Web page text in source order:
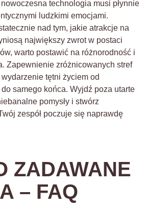
technologia musi płynnie
ludzkimi emocjami.
nad tym, jakie atrakcje na
największy zwrot w postaci
warto postawić na różnorodność i
Zapewnienie zróżnicowanych stref
tętni życiem od
samego końca. Wyjdź poza utarte
pomysły i stwórz
zespół poczuje się naprawdę
ZADAWANE
– FAQ